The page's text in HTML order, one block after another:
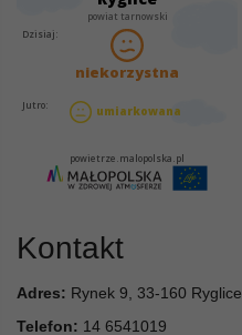
Kontakt
Adres: Rynek 9, 33-160 Ryglice
Telefon: 14 6541019